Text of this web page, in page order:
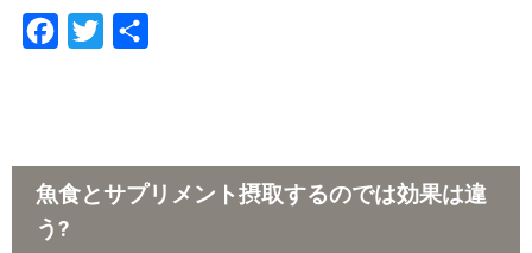
b
o
o
t
e
魚食とサプリメント摂取するのでは効果は違
う?